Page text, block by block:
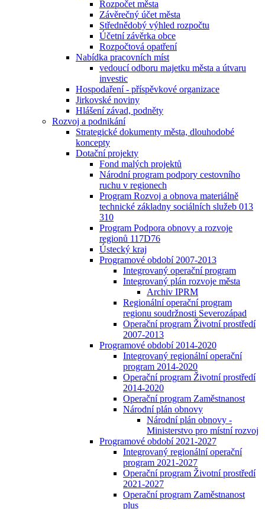
Rozpočet města
Závěrečný účet města
Střednědobý výhled rozpočtu
Účetní závěrka obce
Rozpočtová opatření
Nabídka pracovních míst
vedoucí odboru majetku města a útvaru
investic
Hospodaření - příspěvkové organizace
Jirkovské noviny
Hlášení závad, podněty
Rozvoj a podnikání
Strategické dokumenty města, dlouhodobé
koncepty
Dotační projekty
Fond malých projektů
Národní program podpory cestovního
ruchu v regionech
Program Rozvoj a obnova materiálně
technické základny sociálních služeb 013
310
Program Podpora obnovy a rozvoje
regionů 117D76
Ústecký kraj
Programové období 2007-2013
Integrovaný operační program
Integrovaný plán rozvoje města
Archiv IPRM
Regionální operační program
regionu soudržnosti Severozápad
Operační program Životní prostředí
2007-2013
Programové období 2014-2020
Integrovaný regionální operační
program 2014-2020
Operační program Životní prostředí
2014-2020
Operační program Zaměstnanost
Národní plán obnovy
Národní plán obnovy -
Ministerstvo pro místní rozvoj
Programové období 2021-2027
Integrovaný regionální operační
program 2021-2027
Operační program Životní prostředí
2021-2027
Operační program Zaměstnanost
plus